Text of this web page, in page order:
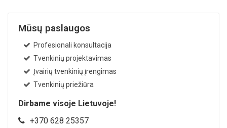
Mūsų paslaugos
Profesionali konsultacija
Tvenkinių projektavimas
Įvairių tvenkinių įrengimas
Tvenkinių priežiūra
Dirbame visoje Lietuvoje!
+370 628 25357